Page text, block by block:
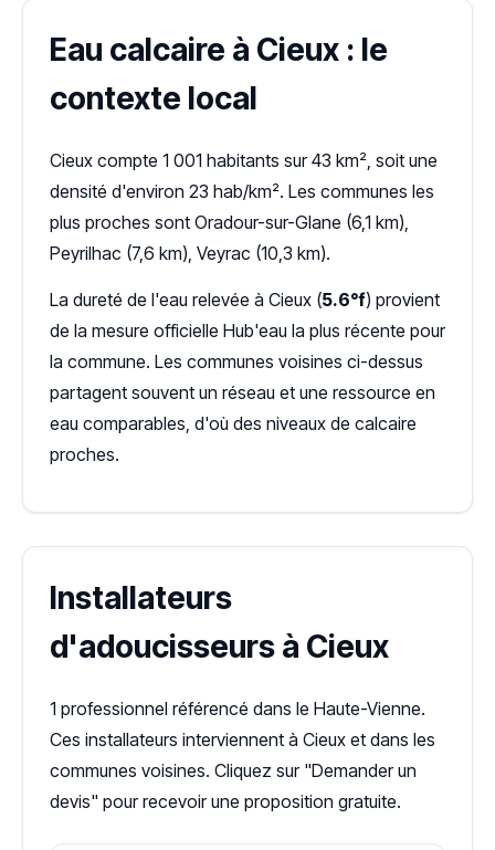
Eau calcaire à Cieux : le
contexte local
Cieux compte 1 001 habitants sur 43 km², soit une
densité d'environ 23 hab/km². Les communes les
plus proches sont Oradour-sur-Glane (6,1 km),
Peyrilhac (7,6 km), Veyrac (10,3 km).
La dureté de l'eau relevée à Cieux (5.6°f) provient
de la mesure officielle Hub'eau la plus récente pour
la commune. Les communes voisines ci-dessus
partagent souvent un réseau et une ressource en
eau comparables, d'où des niveaux de calcaire
proches.
Installateurs
d'adoucisseurs à Cieux
1 professionnel référencé dans le Haute-Vienne.
Ces installateurs interviennent à Cieux et dans les
communes voisines. Cliquez sur "Demander un
devis" pour recevoir une proposition gratuite.